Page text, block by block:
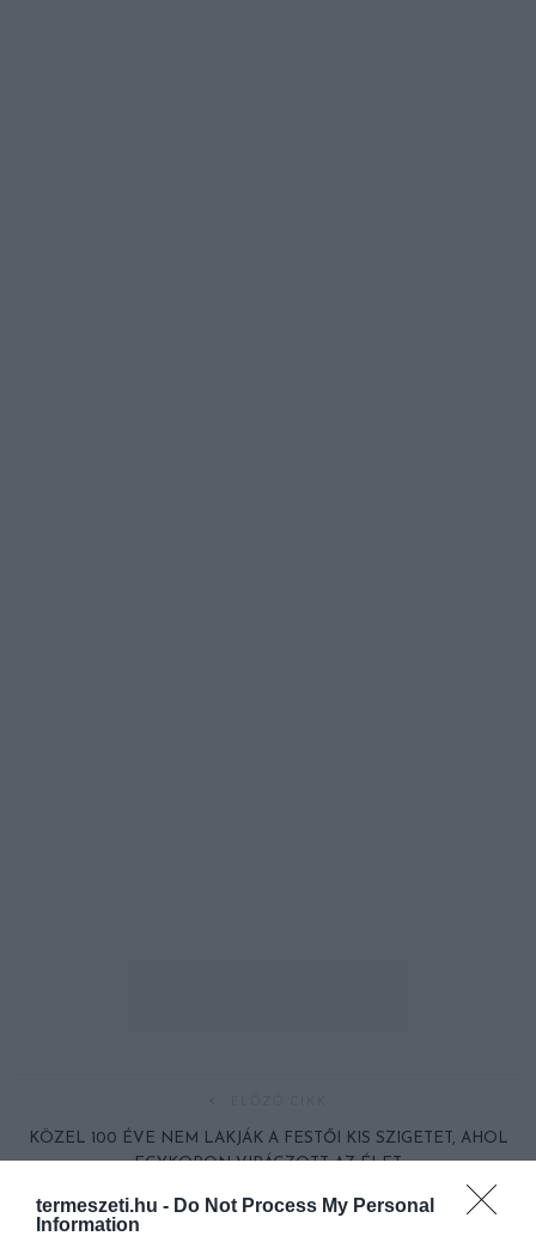
termeszeti.hu - Do Not Process My Personal
Information
KÖZEL 100 ÉVE NEM LAKJÁK A FESTŐI KIS SZIGETET, AHOL
EGYKORON VIRÁGZOTT AZ ÉLET